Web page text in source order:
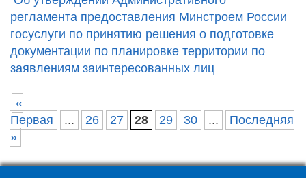
регламента предоставления Минстроем России
госуслуги по принятию решения о подготовке
документации по планировке территории по
заявлениям заинтересованных лиц
«
Первая
... 26 27 28 29 30 ...
Последняя
»